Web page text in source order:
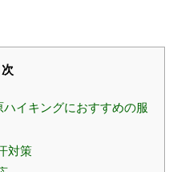
次
イキングにおすすめの服
対策